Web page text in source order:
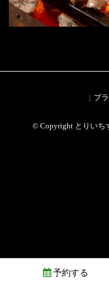
プ
© Copyright とりいち
予約する